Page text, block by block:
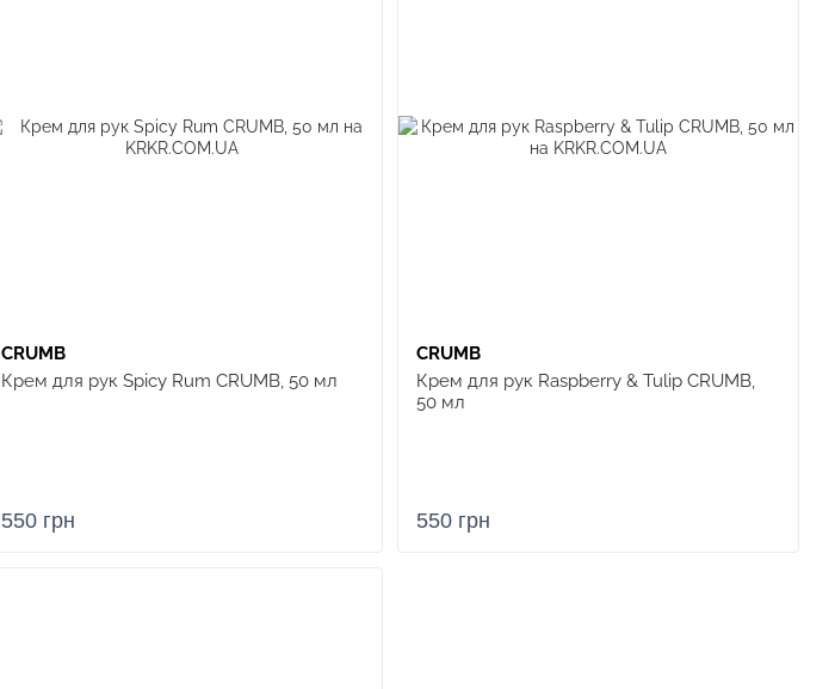
CRUMB
Крем для рук Spicy Rum CRUMB, 50 мл
550 грн
CRUMB
Крем для рук Raspberry & Tulip CRUMB,
50 мл
550 грн